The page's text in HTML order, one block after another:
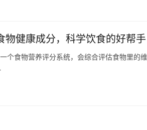
健康成分，科学饮食的好帮手
个食物营养评分系统，会综合评估食物里的